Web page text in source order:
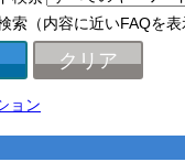
索（内容に近いFAQを表
ョン